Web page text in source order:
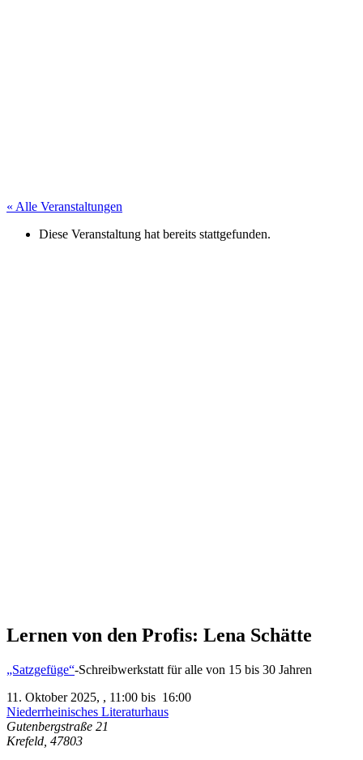
« Alle Veranstaltungen
Diese Veranstaltung hat bereits stattgefunden.
Lernen von den Profis: Lena Schätte
„Satzgefüge“-Schreibwerkstatt für alle von 15 bis 30 Jahren
11. Oktober 2025, , 11:00 bis 16:00
Niederrheinisches Literaturhaus
Gutenbergstraße 21
Krefeld 47803